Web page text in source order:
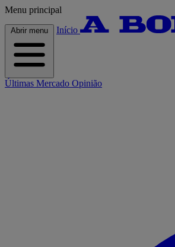
Menu principal
Abrir menu Início
Últimas Mercado Opinião